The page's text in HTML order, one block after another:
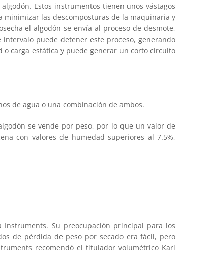
Estos instrumentos tienen unos vástagos
minimizar las descomposturas de la maquinaria y
el algodón se envía al proceso de desmote,
puede detener este proceso, generando
carga estática y puede generar un corto circuito
de agua o una combinación de ambos.
se vende por peso, por lo que un valor de
con valores de humedad superiores al 7.5%,
Su preocupación principal para los
de pérdida de peso por secado era fácil, pero
recomendó el titulador volumétrico Karl